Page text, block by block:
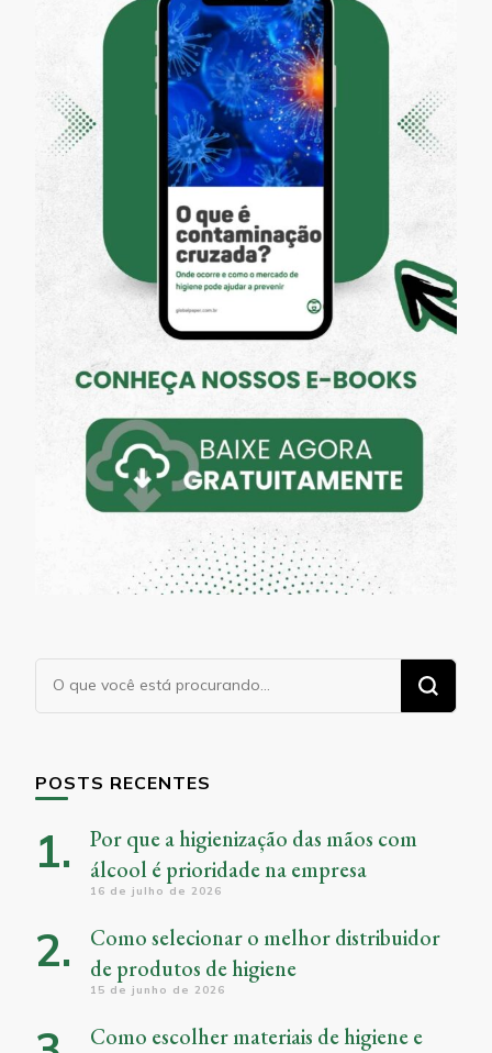
Procurando
POSTS RECENTES
Por que a higienização das mãos com
álcool é prioridade na empresa
16 de julho de 2026
Como selecionar o melhor distribuidor
de produtos de higiene
15 de junho de 2026
Como escolher materiais de higiene e